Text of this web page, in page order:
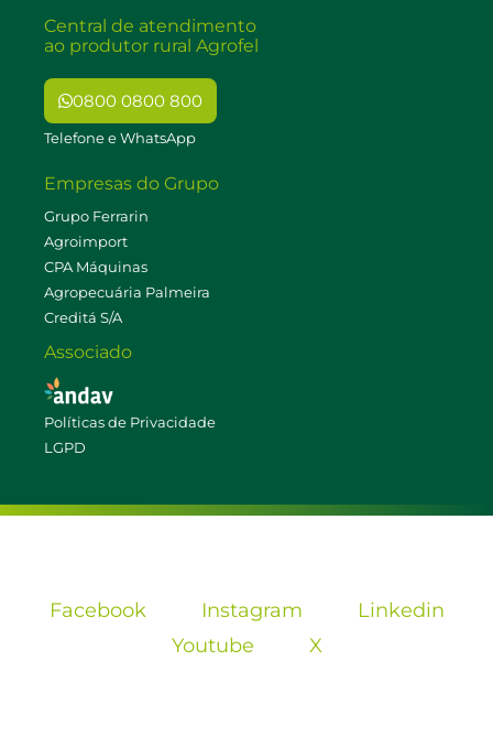
Central de atendimento
ao produtor rural Agrofel
0800 0800 800
Telefone e WhatsApp
Empresas do Grupo
Grupo Ferrarin
Agroimport
CPA Máquinas
Agropecuária Palmeira
Creditá S/A
Associado
Políticas de Privacidade
LGPD
Facebook Instagram
Linkedin
Youtube
X